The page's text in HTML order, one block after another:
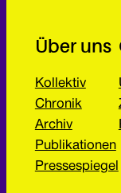
Über uns
Kollektiv
Chronik
Archiv
Publikationen
Pressespiegel